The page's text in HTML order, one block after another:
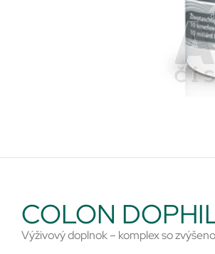
COLON
Výživový doplnok – komplex so